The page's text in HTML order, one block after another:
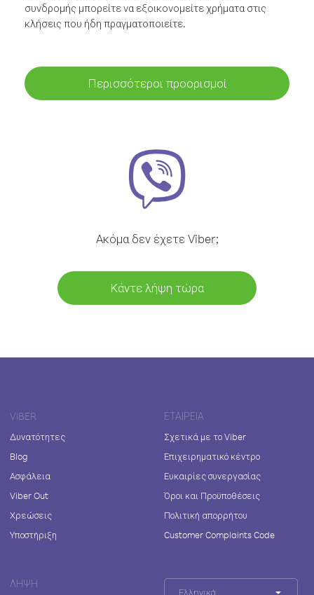
συνδρομής μπορείτε να εξοικονομείτε χρήματα στις
κλήσεις που ήδη πραγματοποιείτε.
Περισσότεροι προορισμοί
Ακόμα δεν έχετε Viber;
Κάντε λήψη τώρα
VIBER
Δυνατότητες
Blog
Ασφάλεια
Viber Out
Χρεώσεις
Υποστήριξη
ΕΤΑΙΡΕΊΑ
Σχετικά με το Viber
Επιχειρηματικό κέντρο
Ευκαιρίες συνεργασίας
Όροι και Προϋποθέσεις
Πολιτική απορρήτου
Customer Complaints Code
ΛΉΨΗ
Ελληνικά